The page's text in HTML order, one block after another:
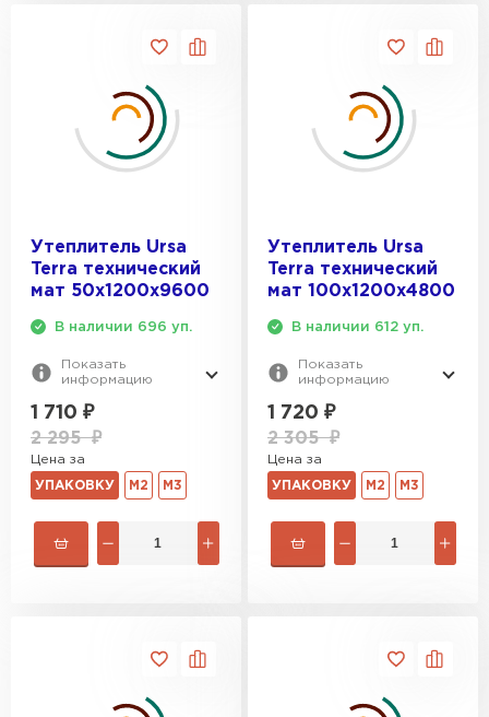
Утеплитель Ursa
Terra технический
мат 50х1200х9600
В наличии 696 уп.
Показать
информацию
1 710 ₽
2 295₽
Цена за
УПАКОВКУ М2 М3
Утеплитель Ursa
Terra технический
мат 100х1200х4800
В наличии 612 уп.
Показать
информацию
1 720 ₽
2 305₽
Цена за
УПАКОВКУ М2 М3